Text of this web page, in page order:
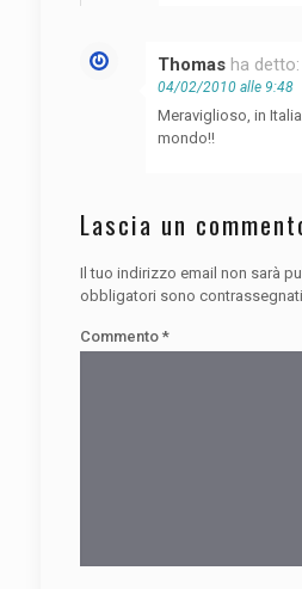
Thomas ha detto:
04/02/2010 alle 9:48
Meraviglioso, in
mondo!!
Lascia un
Il tuo indirizzo email non sarà
obbligatori sono contrassegnati
Commento *